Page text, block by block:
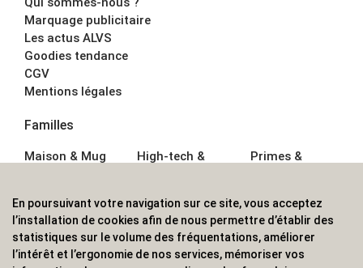
Marquage publicitaire
Les actus ALVS
Goodies tendance
CGV
Mentions légales
Familles
Maison & Mug
Écriture
Bagagerie sacs
High-tech &
Sport &
Outdoor
Enfant
Primes &
Boisson
Textile &
Casquette
Accessoires de
En poursuivant votre navigation sur ce site, vous acceptez
l’installation de cookies afin de nous permettre d’établir des
statistiques sur le volume des fréquentations, améliorer
l’intérêt et l’ergonomie de nos services, mémoriser vos